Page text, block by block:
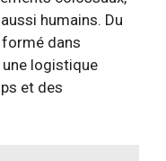
humains. Du
dans
logistique
et des